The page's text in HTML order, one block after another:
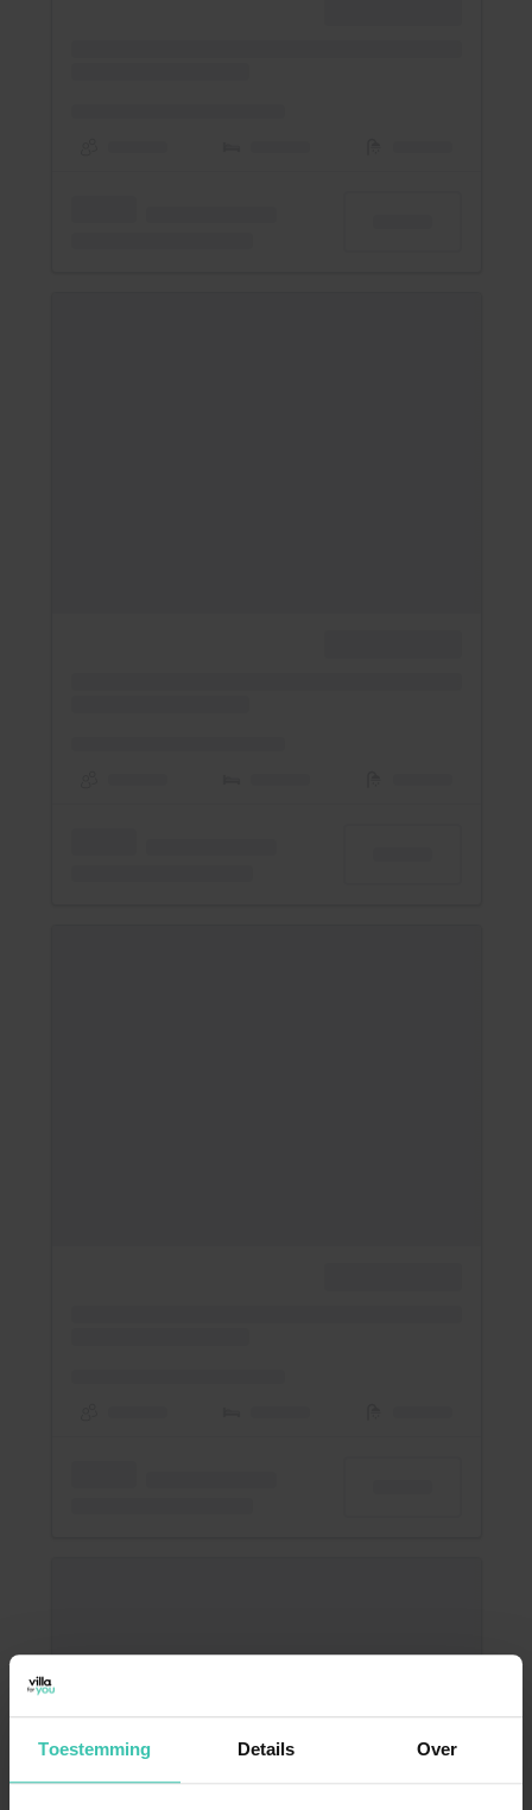
Toestemming Details Over